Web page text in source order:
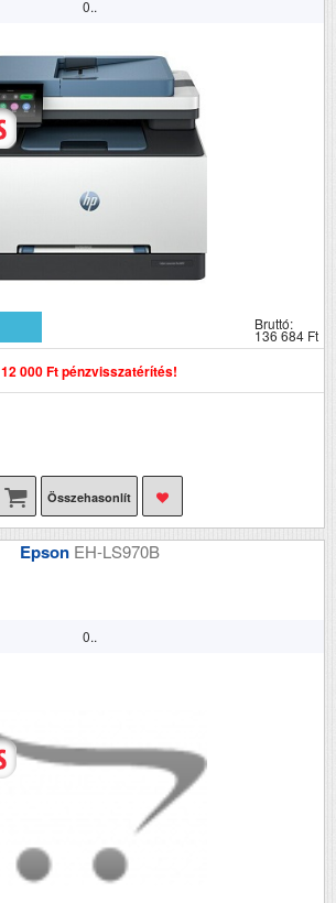
0..
Bruttó:
136 684 Ft
12 000 Ft pénzvisszatérítés!
Összehasonlít
Epson EH-LS970B
0..